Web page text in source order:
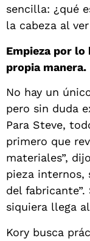
sencilla: ¿qué
la cabeza al
Empieza por
propia manera.
No hay un
pero sin duda
Para Steve,
primero que
materiales”,
pieza internos,
del
siquiera llega
Kory busca